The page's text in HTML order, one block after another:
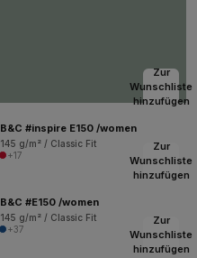
Zur
Wunschliste
hinzufügen
B&C #inspire E150 /women
145 g/m² / Classic Fit
+17
Zur
Wunschliste
hinzufügen
B&C #E150 /women
145 g/m² / Classic Fit
+37
Zur
Wunschliste
hinzufügen